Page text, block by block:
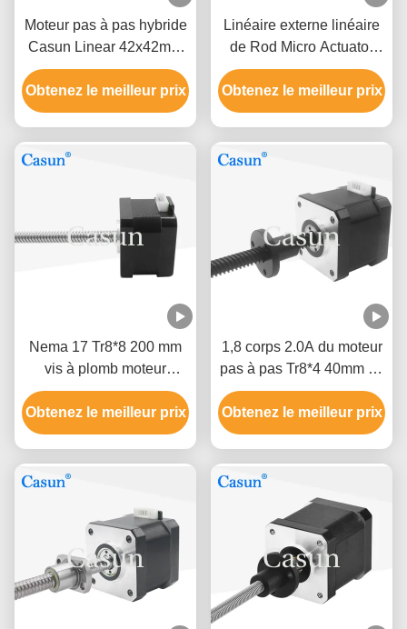
Moteur pas à pas hybride
Casun Linear 42x42mm
Tr8x8 pour fraiseuse
CNC
Obtenez le meilleur prix
Linéaire externe linéaire
de Rod Micro Actuator
Lead Screw Tr8 de fil de
moteur pas à pas de la
NEMA 17
Obtenez le meilleur prix
Nema 17 Tr8*8 200 mm
vis à plomb moteur
linéaire électrique
actionneur fil 12V 28N.cm
Obtenez le meilleur prix
1,8 corps 2.0A du moteur
pas à pas Tr8*4 40mm de
la NEMA 17 de degré
pour le traitement
mécanique
Obtenez le meilleur prix